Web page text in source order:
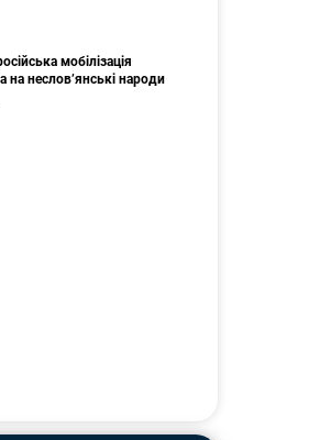
мобілізація
на неслов’янські народи